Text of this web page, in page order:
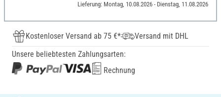
Lieferung: Montag, 10.08.2026 - Dienstag, 11.08.2026
Kostenloser Versand ab 75 €*
Versand mit DHL
Unsere beliebtesten Zahlungsarten:
Rechnung